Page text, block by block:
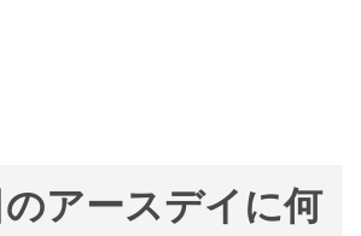
アースデイに何